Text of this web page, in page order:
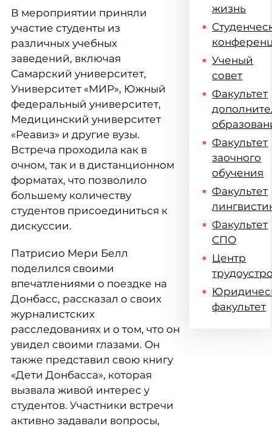
В мероприятии приняли
участие студенты из
различных учебных
заведений, включая
Самарский университет,
Университет «МИР», Южный
федеральный университет,
Медицинский университет
«Реавиз» и другие вузы.
Встреча проходила как в
очном, так и в дистанционном
форматах, что позволило
большему количеству
студентов присоединиться к
дискуссии.
Патрисио Мери Белл
поделился своими
впечатлениями о поездке на
Донбасс, рассказал о своих
журналистских
расследованиях и о том, что он
увидел своими глазами. Он
также представил свою книгу
«Дети Донбасса», которая
вызвала живой интерес у
студентов. Участники встречи
активно задавали вопросы,
жизнь
Ученый
совет
Факультет
Факультет
заочного
обучения
Факультет
Факультет
СПО
Центр
факультет